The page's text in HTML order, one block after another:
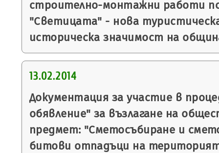
строително-монтажни работи
"Светицата" - нова
историческа значимост на
13.02.2014
Документация за участие в
обявление" за възлагане на
предмет: "Сметосъбиране и
битови отпадъци на